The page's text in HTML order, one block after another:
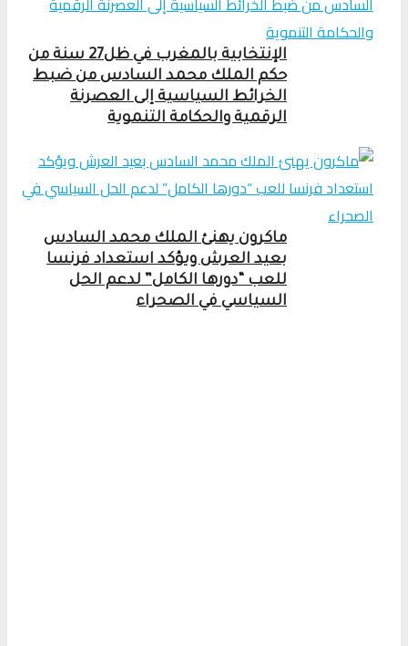
الإنتخابية بالمغرب في ظل27 سنة من
حكم الملك محمد السادس من ضبط
الخرائط السياسية إلى العصرنة
الرقمية والحكامة التنموية
ماكرون يهنئ الملك محمد السادس
بعيد العرش ويؤكد استعداد فرنسا
للعب “دورها الكامل” لدعم الحل
السياسي في الصحراء